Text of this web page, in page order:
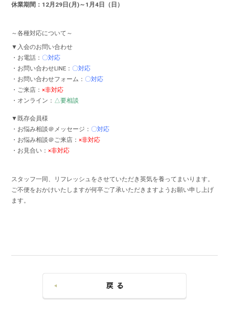
休業期間：12月29日(月)～1月4日（日）
～各種対応について～
▼入会のお問い合わせ
・お電話： 〇対応
・お問い合わせLINE： 〇対応
・お問い合わせフォーム： 〇対応
・ご来店：×非対応
・オンライン： △要相談
▼既存会員様
・お悩み相談＠メッセージ： 〇対応
・お悩み相談＠ご来店：×非対応
・お見合い：×非対応
スタッフ一同、リフレッシュをさせていただき英気を養ってまいります。
ご不便をおかけいたしますが何卒ご了承いただきますようお願い申し上げ
ます。